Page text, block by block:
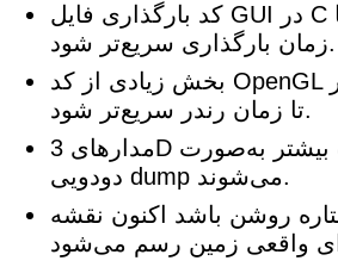
کد بارگذاری فایل GUI در C بازنویسی شد تا
زمان بارگذاری سریع‌تر شود.
بخش زیادی از کد OpenGL در C بازنویسی شد
تا زمان رندر سریع‌تر شود.
مدارهای 3D اکنون برای سرعت بیشتر به‌صورت
دودویی dump می‌شوند.
روشن باشد اکنون نقشه